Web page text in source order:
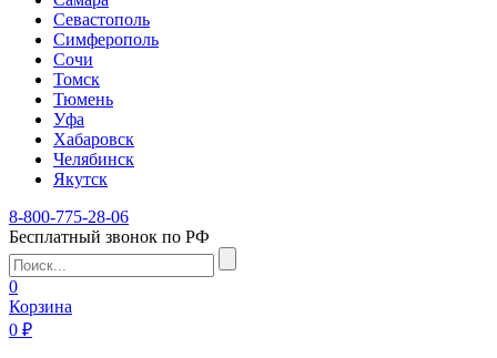
Севастополь
Симферополь
Сочи
Томск
Тюмень
Уфа
Хабаровск
Челябинск
Якутск
8-800-775-28-06
Бесплатный звонок по РФ
0
Корзина
0 ₽